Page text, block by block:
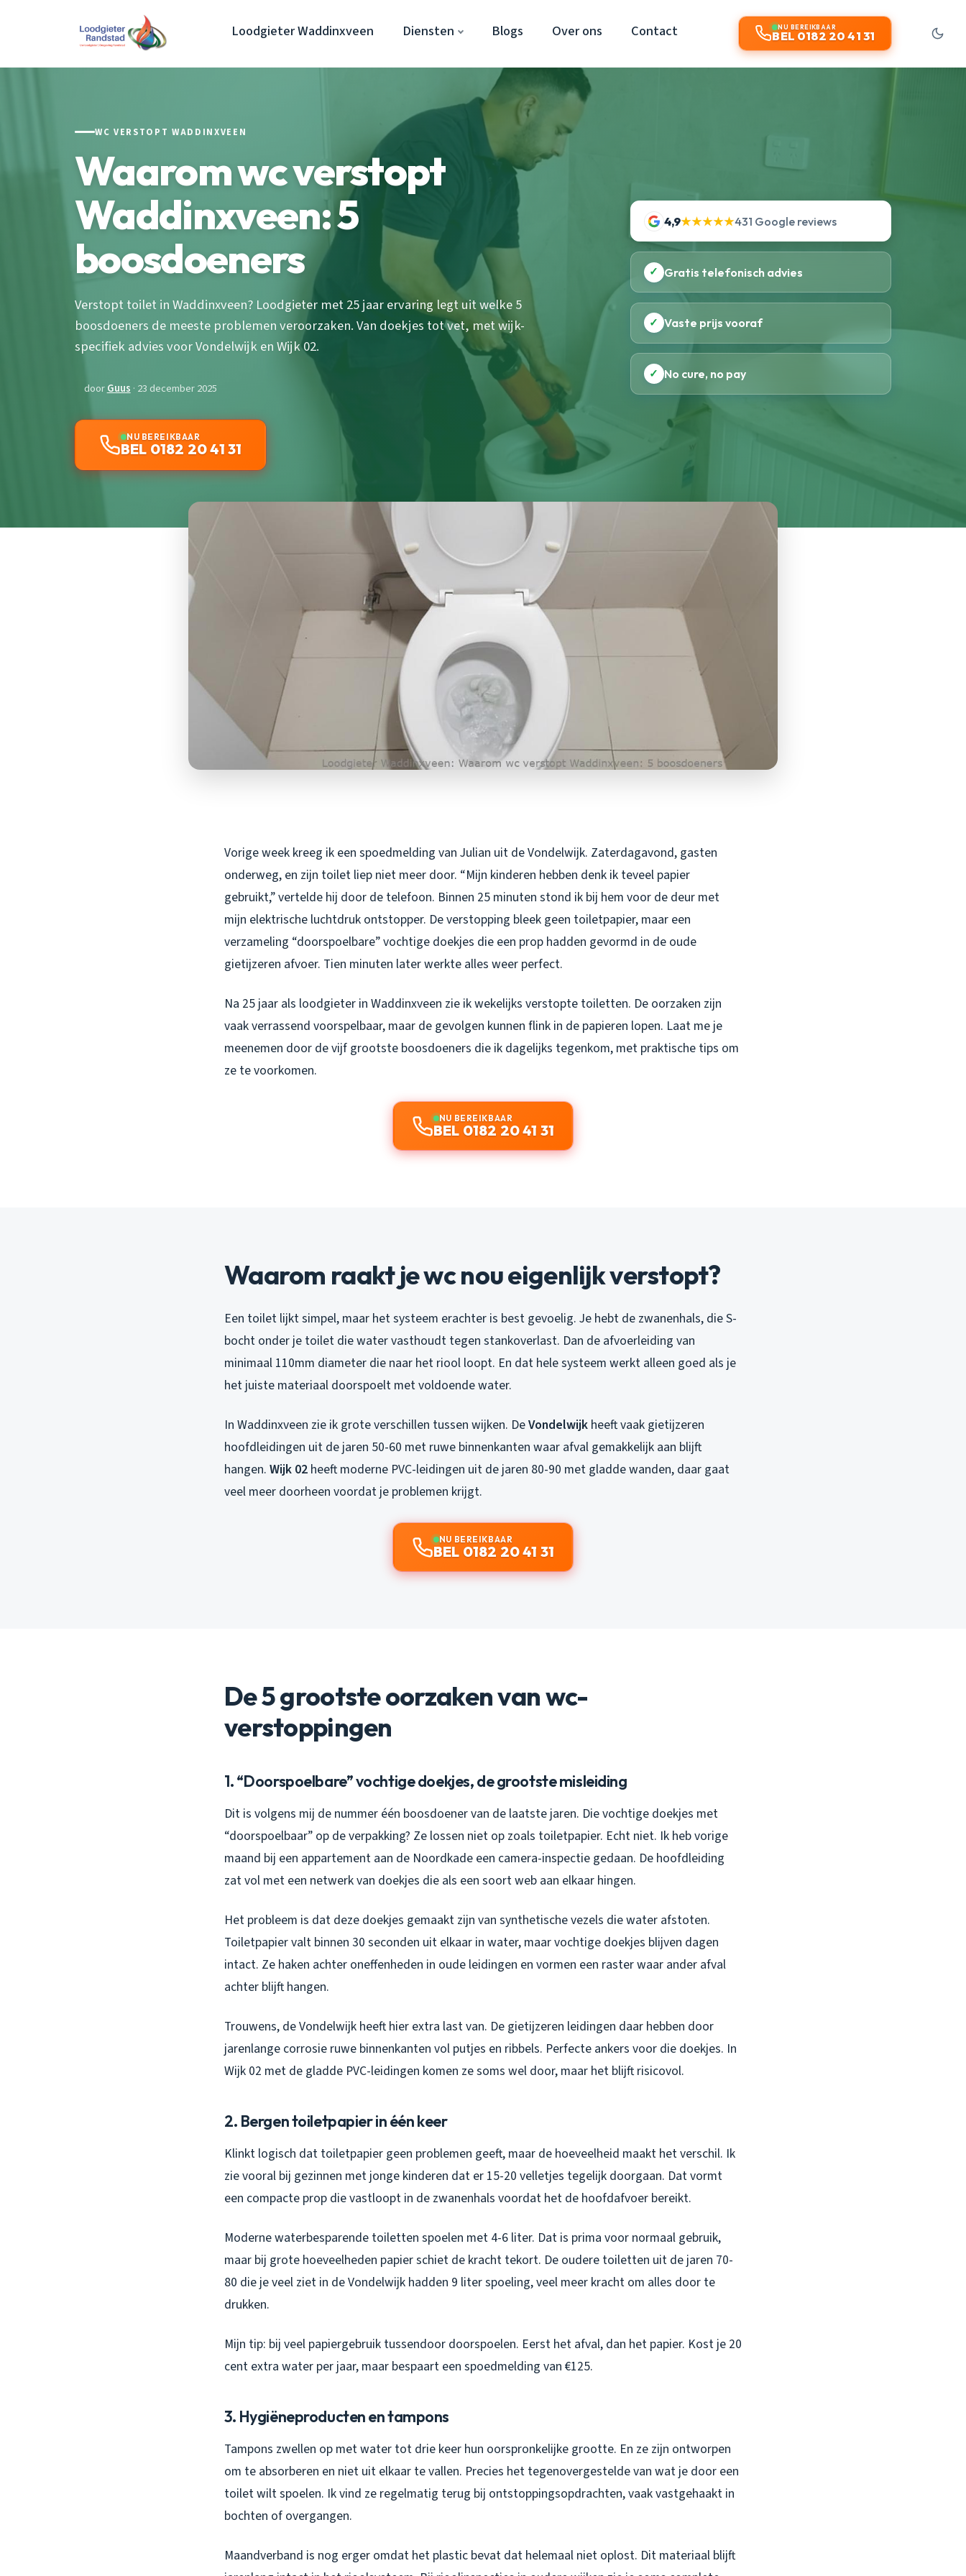
Loodgieter Waddinxveen Diensten Blogs Over ons Contact NU BEREIKBAAR
BEL 0182 20 41 31
WC VERSTOPT WADDINXVEEN
Waarom wc verstopt
Waddinxveen: 5
boosdoeners
Verstopt toilet in Waddinxveen? Loodgieter met 25 jaar ervaring legt uit welke 5
boosdoeners de meeste problemen veroorzaken. Van doekjes tot vet, met wijk-
specifiek advies voor Vondelwijk en Wijk 02.
doorGuus · 23 december 2025
NU BEREIKBAAR
BEL 0182 20 41 31
4,9★★★★★431 Google reviews
✓ Gratis telefonisch advies
✓ Vaste prijs vooraf
✓ No cure, no pay
Vorige week kreeg ik een spoedmelding van Julian uit de Vondelwijk. Zaterdagavond, gasten
onderweg, en zijn toilet liep niet meer door. “Mijn kinderen hebben denk ik teveel papier
gebruikt,” vertelde hij door de telefoon. Binnen 25 minuten stond ik bij hem voor de deur met
mijn elektrische luchtdruk ontstopper. De verstopping bleek geen toiletpapier, maar een
verzameling “doorspoelbare” vochtige doekjes die een prop hadden gevormd in de oude
gietijzeren afvoer. Tien minuten later werkte alles weer perfect.
Na 25 jaar als loodgieter in Waddinxveen zie ik wekelijks verstopte toiletten. De oorzaken zijn
vaak verrassend voorspelbaar, maar de gevolgen kunnen flink in de papieren lopen. Laat me je
meenemen door de vijf grootste boosdoeners die ik dagelijks tegenkom, met praktische tips om
ze te voorkomen.
NU BEREIKBAAR
BEL 0182 20 41 31
Waarom raakt je wc nou eigenlijk verstopt?
Een toilet lijkt simpel, maar het systeem erachter is best gevoelig. Je hebt de zwanenhals, die S-
bocht onder je toilet die water vasthoudt tegen stankoverlast. Dan de afvoerleiding van
minimaal 110mm diameter die naar het riool loopt. En dat hele systeem werkt alleen goed als je
het juiste materiaal doorspoelt met voldoende water.
In Waddinxveen zie ik grote verschillen tussen wijken. DeVondelwijk heeft vaak gietijzeren
hoofdleidingen uit de jaren 50-60 met ruwe binnenkanten waar afval gemakkelijk aan blijft
hangen. Wijk 02 heeft moderne PVC-leidingen uit de jaren 80-90 met gladde wanden, daar gaat
veel meer doorheen voordat je problemen krijgt.
NU BEREIKBAAR
BEL 0182 20 41 31
De 5 grootste oorzaken van wc-
verstoppingen
1. “Doorspoelbare” vochtige doekjes, de grootste misleiding
Dit is volgens mij de nummer één boosdoener van de laatste jaren. Die vochtige doekjes met
“doorspoelbaar” op de verpakking? Ze lossen niet op zoals toiletpapier. Echt niet. Ik heb vorige
maand bij een appartement aan de Noordkade een camera-inspectie gedaan. De hoofdleiding
zat vol met een netwerk van doekjes die als een soort web aan elkaar hingen.
Het probleem is dat deze doekjes gemaakt zijn van synthetische vezels die water afstoten.
Toiletpapier valt binnen 30 seconden uit elkaar in water, maar vochtige doekjes blijven dagen
intact. Ze haken achter oneffenheden in oude leidingen en vormen een raster waar ander afval
achter blijft hangen.
Trouwens, de Vondelwijk heeft hier extra last van. De gietijzeren leidingen daar hebben door
jarenlange corrosie ruwe binnenkanten vol putjes en ribbels. Perfecte ankers voor die doekjes. In
Wijk 02 met de gladde PVC-leidingen komen ze soms wel door, maar het blijft risicovol.
2. Bergen toiletpapier in één keer
Klinkt logisch dat toiletpapier geen problemen geeft, maar de hoeveelheid maakt het verschil. Ik
zie vooral bij gezinnen met jonge kinderen dat er 15-20 velletjes tegelijk doorgaan. Dat vormt
een compacte prop die vastloopt in de zwanenhals voordat het de hoofdafvoer bereikt.
Moderne waterbesparende toiletten spoelen met 4-6 liter. Dat is prima voor normaal gebruik,
maar bij grote hoeveelheden papier schiet de kracht tekort. De oudere toiletten uit de jaren 70-
80 die je veel ziet in de Vondelwijk hadden 9 liter spoeling, veel meer kracht om alles door te
drukken.
Mijn tip: bij veel papiergebruik tussendoor doorspoelen. Eerst het afval, dan het papier. Kost je 20
cent extra water per jaar, maar bespaart een spoedmelding van €125.
3. Hygiëneproducten en tampons
Tampons zwellen op met water tot drie keer hun oorspronkelijke grootte. En ze zijn ontworpen
om te absorberen en niet uit elkaar te vallen. Precies het tegenovergestelde van wat je door een
toilet wilt spoelen. Ik vind ze regelmatig terug bij ontstoppingsopdrachten, vaak vastgehaakt in
bochten of overgangen.
Maandverband is nog erger omdat het plastic bevat dat helemaal niet oplost. Dit materiaal blijft